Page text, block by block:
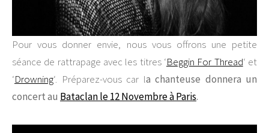
Pour vous donner envie, nous vous offrons une petite
séance de rattrapage avec les titres ‘Beggin For Thread‘ et
‘Drowning‘. Préparez-vous car la chanteuse donnera un
concert au Bataclan le 12 Novembre à Paris.